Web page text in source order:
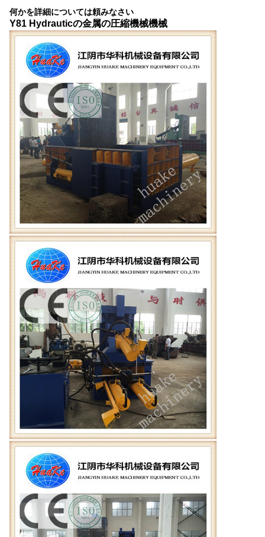
何かを詳細については頼みなさい
Y81 Hydrauticの金属の圧縮機械機械